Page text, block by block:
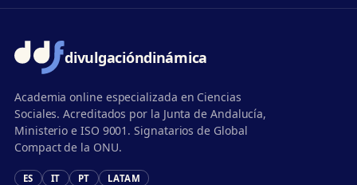
divulgacióndinámica
Academia online especializada en Ciencias
Sociales. Acreditados por la Junta de Andalucía,
Ministerio e ISO 9001. Signatarios de Global
Compact de la ONU.
ES IT PT LATAM